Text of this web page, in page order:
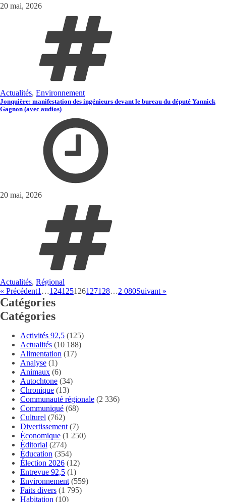
20 mai, 2026
Actualités, Environnement
Jonquière: manifestation des ingénieurs devant le bureau du député Yannick
Gagnon (avec audios)
20 mai, 2026
Actualités, Régional
« Précédent1 …124125126127128…2 080Suivant »
Catégories
Catégories
Activités 92,5 (125)
Actualités (10 188)
Alimentation (17)
Analyse (1)
Animaux (6)
Autochtone (34)
Chronique (13)
Communauté régionale (2 336)
Communiqué (68)
Culturel (762)
Divertissement (7)
Économique (1 250)
Éditorial (274)
Éducation (354)
Élection 2026 (12)
Entrevue 92,5 (1)
Environnement (559)
Faits divers (1 795)
Habitation (10)